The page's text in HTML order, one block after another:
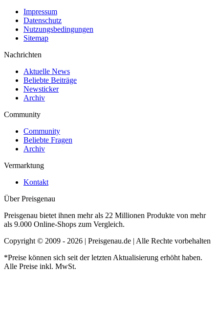
Impressum
Datenschutz
Nutzungsbedingungen
Sitemap
Nachrichten
Aktuelle News
Beliebte Beiträge
Newsticker
Archiv
Community
Community
Beliebte Fragen
Archiv
Vermarktung
Kontakt
Über Preisgenau
Preisgenau bietet ihnen mehr als 22 Millionen Produkte von mehr
als 9.000 Online-Shops zum Vergleich.
Copyright © 2009 - 2026 | Preisgenau.de | Alle Rechte vorbehalten
*Preise können sich seit der letzten Aktualisierung erhöht haben.
Alle Preise inkl. MwSt.